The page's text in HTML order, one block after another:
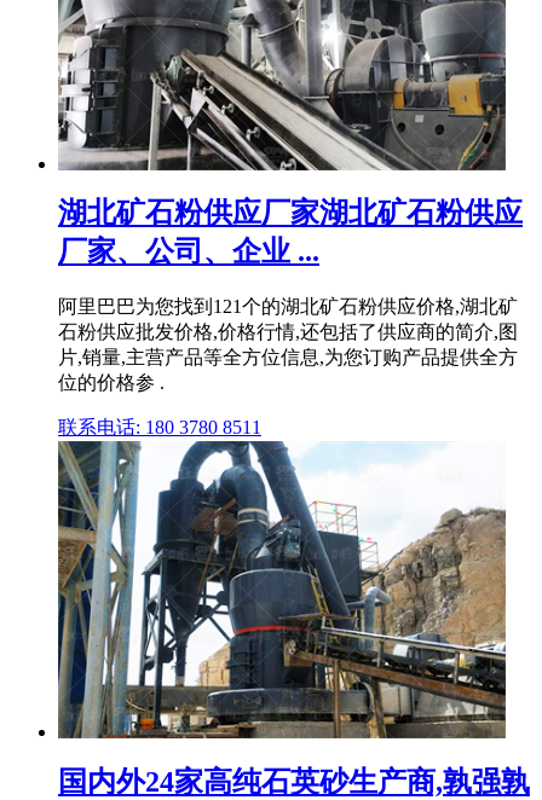
湖北矿石粉供应厂家湖北矿石粉供应
厂家、公司、企业 ...
阿里巴巴为您找到121个的湖北矿石粉供应价格,湖北矿
石粉供应批发价格,价格行情,还包括了供应商的简介,图
片,销量,主营产品等全方位信息,为您订购产品提供全方
位的价格参 .
联系电话: 180 3780 8511
国内外24家高纯石英砂生产商,孰强孰